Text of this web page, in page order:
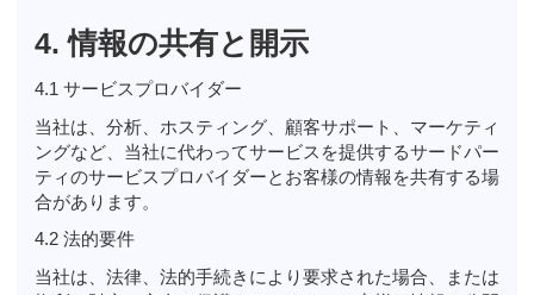
4. 情報の共有と開示
4.1 サービスプロバイダー
当社は、分析、ホスティング、顧客サポート、マーケティ
ングなど、当社に代わってサービスを提供するサードパー
ティのサービスプロバイダーとお客様の情報を共有する場
合があります。
4.2 法的要件
当社は、法律、法的手続きにより要求された場合、または